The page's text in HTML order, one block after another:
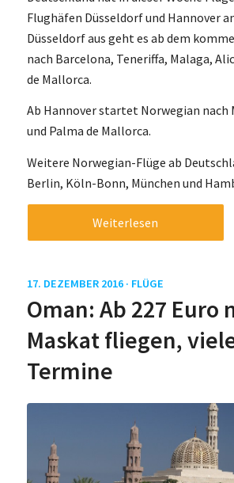
Flughäfen Düsseldorf und Hannover
Düsseldorf aus geht es ab dem
nach Barcelona, Teneriffa, Malaga,
de Mallorca.
Ab Hannover startet Norwegian nach
und Palma de Mallorca.
Weitere Norwegian-Flüge ab
Berlin, Köln-Bonn, München und
Weiterlesen
17. DEZEMBER 2016 · FLÜGE
Oman: Ab 227 Euro
Maskat fliegen,
Termine